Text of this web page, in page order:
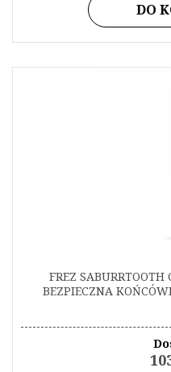
DO
FREZ
BEZPIECZNA